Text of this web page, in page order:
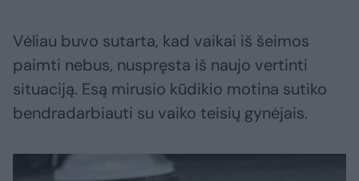
Vėliau buvo sutarta, kad vaikai iš šeimos
paimti nebus, nuspręsta iš naujo vertinti
situaciją. Esą mirusio kūdikio motina sutiko
bendradarbiauti su vaiko teisių gynėjais.